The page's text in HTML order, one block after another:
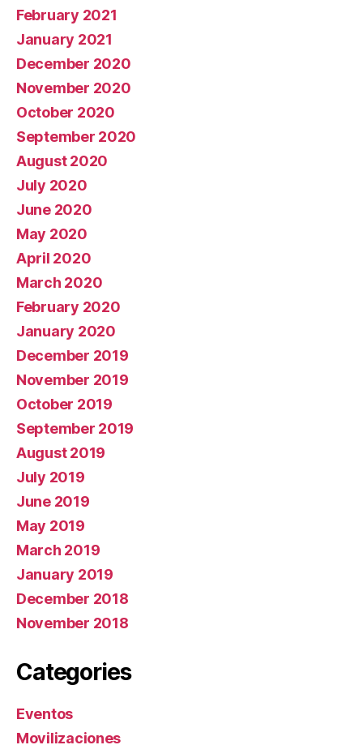
February 2021
January 2021
December 2020
November 2020
October 2020
September 2020
August 2020
July 2020
June 2020
May 2020
April 2020
March 2020
February 2020
January 2020
December 2019
November 2019
October 2019
September 2019
August 2019
July 2019
June 2019
May 2019
March 2019
January 2019
December 2018
November 2018
Categories
Eventos
Movilizaciones